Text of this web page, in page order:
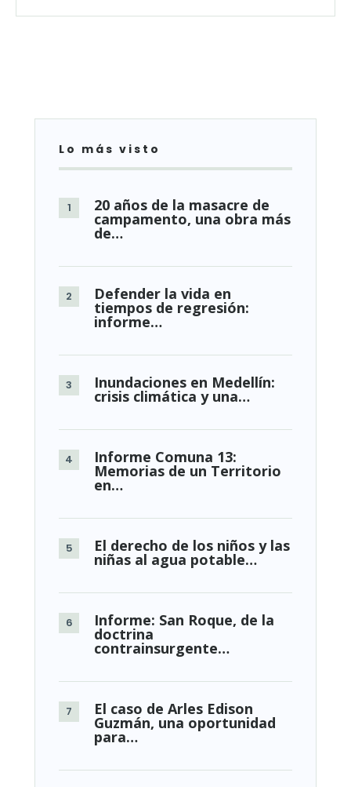
Lo más visto
20 años de la masacre de
campamento, una obra más
de…
Defender la vida en
tiempos de regresión:
informe…
Inundaciones en Medellín:
crisis climática y una…
Informe Comuna 13:
Memorias de un Territorio
en…
El derecho de los niños y las
niñas al agua potable…
Informe: San Roque, de la
doctrina
contrainsurgente…
El caso de Arles Edison
Guzmán, una oportunidad
para…